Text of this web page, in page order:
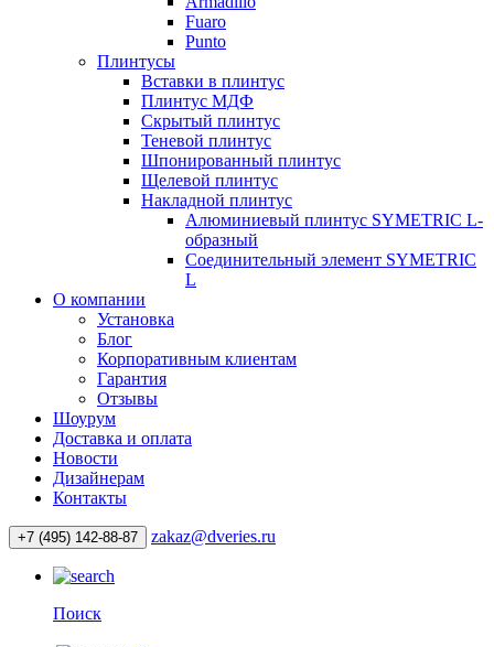
Fuaro
Punto
Плинтусы
Вставки в плинтус
Плинтус МДФ
Скрытый плинтус
Теневой плинтус
Шпонированный плинтус
Щелевой плинтус
Накладной плинтус
Алюминиевый плинтус SYMETRIC L-
образный
Соединительный элемент SYMETRIC
L
О компании
Установка
Блог
Корпоративным клиентам
Гарантия
Отзывы
Шоурум
Доставка и оплата
Новости
Дизайнерам
Контакты
+7 (495) 142-88-87 zakaz@dveries.ru
Поиск